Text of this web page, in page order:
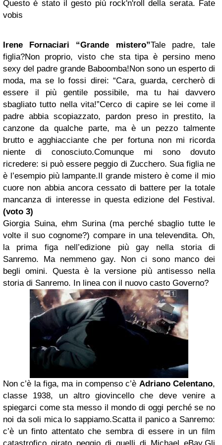
Questo è stato il gesto più rock'n'roll della serata. Fate
vobis
Irene Fornaciari “Grande mistero”Tale padre, tale
figlia?Non proprio, visto che sta tipa è persino meno
sexy del padre grande Baboomba!Non sono un esperto di
moda, ma se lo fossi direi: “Cara, guarda, cercherò di
essere il più gentile possibile, ma tu hai davvero
sbagliato tutto nella vita!”Cerco di capire se lei come il
padre abbia scopiazzato, pardon preso in prestito, la
canzone da qualche parte, ma è un pezzo talmente
brutto e agghiacciante che per fortuna non mi ricorda
niente di conosciuto.Comunque mi sono dovuto
ricredere: si può essere peggio di Zucchero. Sua figlia ne
è l’esempio più lampante.Il grande mistero è come il mio
cuore non abbia ancora cessato di battere per la totale
mancanza di interesse in questa edizione del Festival.
(voto 3)
Giorgia Suina, ehm Surina (ma perché sbaglio tutte le
volte il suo cognome?) compare in una televendita. Oh,
la prima figa nell’edizione più gay nella storia di
Sanremo. Ma nemmeno gay. Non ci sono manco dei
begli omini. Questa è la versione più antisesso nella
storia di Sanremo. In linea con il nuovo casto Governo?
Non c’è la figa, ma in compenso c’è Adriano Celentano,
classe 1938, un altro giovincello che deve venire a
spiegarci come sta messo il mondo di oggi perché se no
noi da soli mica lo sappiamo.Scatta il panico a Sanremo:
c’è un finto attentato che sembra di essere in un film